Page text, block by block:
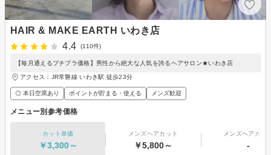
HAIR & MAKE EARTH いわき店
4.4
(110件)
【毎月通えるプチプラ価格】男性から絶大な人気を誇るヘアサロン★いわき店
アクセス：JR常磐線 いわき駅 徒歩23分
◎ 本日空席あり ポイントが貯まる・使える メンズ歓迎
メニュー別参考価格
カット単価
￥3,300～
メンズヘアカット
￥5,800～
メンズヘアカラ
-